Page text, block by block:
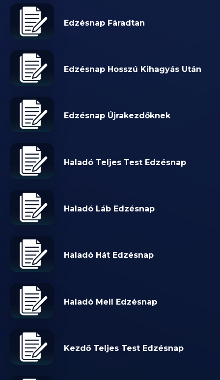
Edzésnap Fáradtan
Edzésnap Hosszú Kihagyás Után
Edzésnap Újrakezdőknek
Haladó Teljes Test Edzésnap
Haladó Láb Edzésnap
Haladó Hát Edzésnap
Haladó Mell Edzésnap
Kezdő Teljes Test Edzésnap